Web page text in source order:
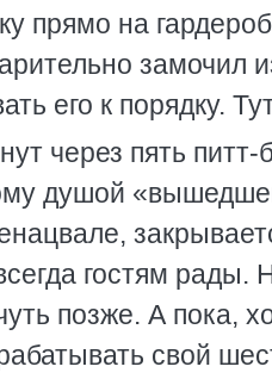
прямо на
замочил
его к порядку.
через пять
душой
гостям рады.
позже. А пока,
свой